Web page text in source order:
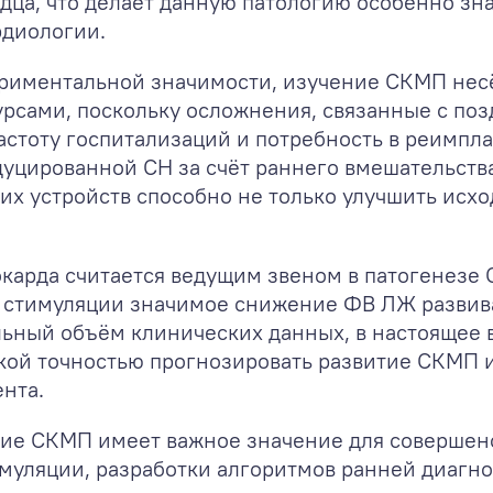
значимости, изучение СКМП
поскольку осложнения, связанные с
госпитализаций и потребность в
СН за счёт раннего
устройств способно не только улучшить
считается ведущим звеном в
значимое снижение ФВ ЛЖ
объём клинических данных, в настоящее
точностью прогнозировать развитие СКМП
СКМП имеет важное значение для
разработки алгоритмов ранней